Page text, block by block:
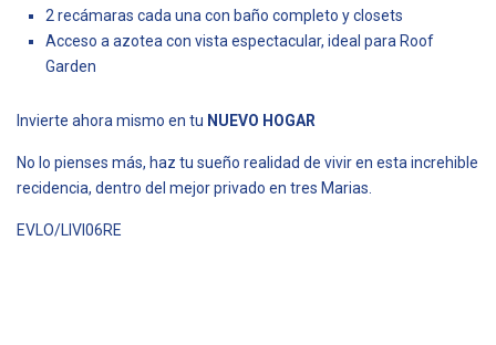
2 recámaras cada una con baño completo y closets
Acceso a azotea con vista espectacular, ideal para Roof
Garden
Invierte ahora mismo en tu NUEVO HOGAR
No lo pienses más, haz tu sueño realidad de vivir en esta increhible
recidencia, dentro del mejor privado en tres Marias.
EVLO/LIVI06RE